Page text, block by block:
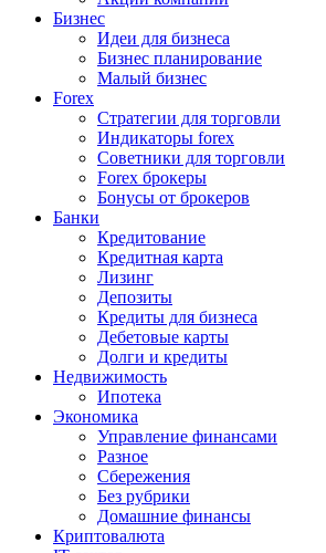
Бизнес
Идеи для бизнеса
Бизнес планирование
Малый бизнес
Forex
Стратегии для торговли
Индикаторы forex
Советники для торговли
Forex брокеры
Бонусы от брокеров
Банки
Кредитование
Кредитная карта
Лизинг
Депозиты
Кредиты для бизнеса
Дебетовые карты
Долги и кредиты
Недвижимость
Ипотека
Экономика
Управление финансами
Разное
Сбережения
Без рубрики
Домашние финансы
Криптовалюта